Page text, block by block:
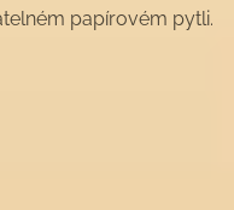
papírovém pytli.